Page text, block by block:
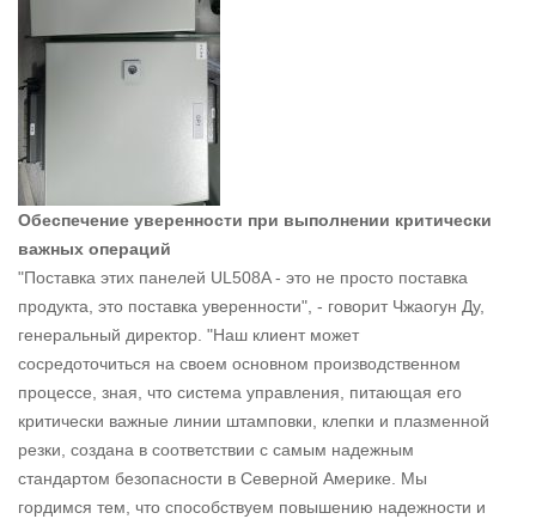
Обеспечение уверенности при выполнении критически
важных операций
"Поставка этих панелей UL508A - это не просто поставка
продукта, это поставка уверенности", - говорит Чжаогун Ду,
генеральный директор. "Наш клиент может
сосредоточиться на своем основном производственном
процессе, зная, что система управления, питающая его
критически важные линии штамповки, клепки и плазменной
резки, создана в соответствии с самым надежным
стандартом безопасности в Северной Америке. Мы
гордимся тем, что способствуем повышению надежности и